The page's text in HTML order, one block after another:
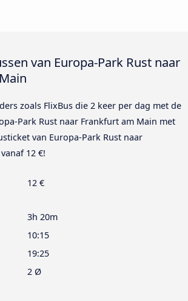
van Europa-Park Rust naar
zoals FlixBus die 2 keer per dag met de
Park Rust naar Frankfurt am Main met
van Europa-Park Rust naar
12 €!
12 €
3h 20m
10:15
19:25
2 Ø